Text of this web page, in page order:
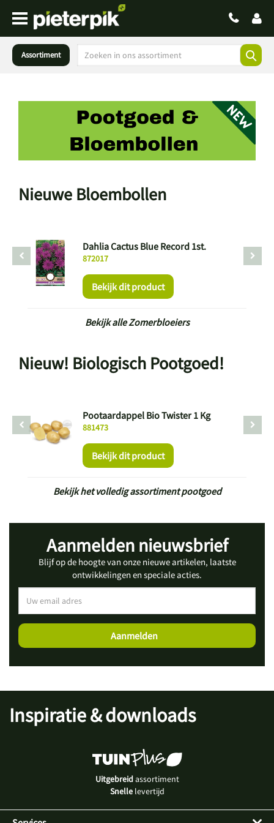
Assortiment
Nieuwe Bloembollen
872017
Dahlia Cactus Blue Record 1st.
Bekijk dit product
Bekijk alle Zomerbloeiers
Nieuw! Biologisch Pootgoed!
881473
Pootaardappel Bio Twister 1 Kg
Bekijk dit product
Bekijk het volledig assortiment pootgoed
Aanmelden nieuwsbrief
Blijf op de hoogte van onze nieuwe artikelen, laatste
ontwikkelingen en speciale acties.
Inspiratie & downloads
Uitgebreidassortiment
Snellelevertijd